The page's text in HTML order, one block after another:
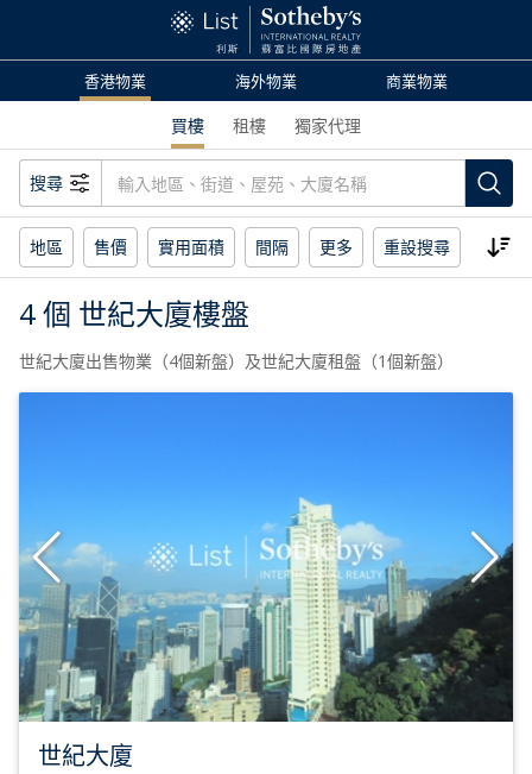
香港物業 海外物業 商業物業
買樓 租樓 獨家代理
搜尋
地區 售價 實用面積 間隔 更多 重設搜尋
4 個 世紀大廈樓盤
世紀大廈出售物業（4個新盤）及世紀大廈租盤（1個新盤）
世紀大廈